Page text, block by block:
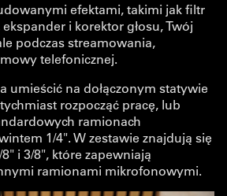
efektami, takimi jak filtr
i korektor głosu, Twój
podczas streamowania,
telefonicznej.
umieścić na dołączonym statywie
rozpocząć pracę, lub
ramionach
1/4". W zestawie znajdują się
i 3/8", które zapewniają
ramionami mikrofonowymi.